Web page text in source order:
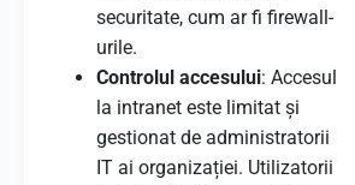
securitate, cum ar fi firewall-
urile.
Controlul accesului: Accesul
la intranet este limitat și
gestionat de administratorii
IT ai organizației. Utilizatorii